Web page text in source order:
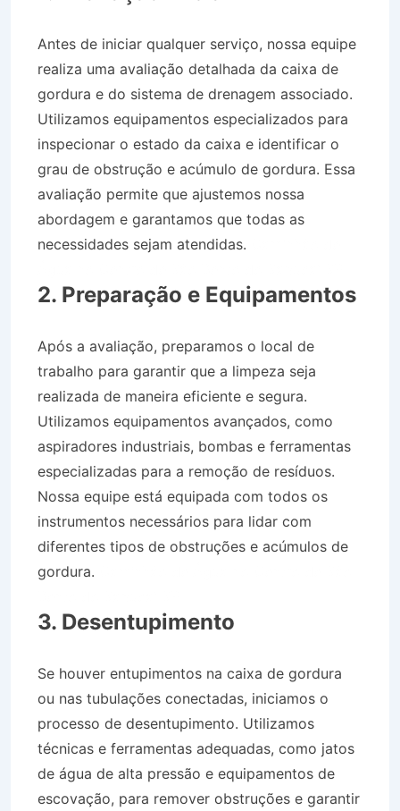
Antes de iniciar qualquer serviço, nossa equipe
realiza uma avaliação detalhada da caixa de
gordura e do sistema de drenagem associado.
Utilizamos equipamentos especializados para
inspecionar o estado da caixa e identificar o
grau de obstrução e acúmulo de gordura. Essa
avaliação permite que ajustemos nossa
abordagem e garantamos que todas as
necessidades sejam atendidas.
2. Preparação e Equipamentos
Após a avaliação, preparamos o local de
trabalho para garantir que a limpeza seja
realizada de maneira eficiente e segura.
Utilizamos equipamentos avançados, como
aspiradores industriais, bombas e ferramentas
especializadas para a remoção de resíduos.
Nossa equipe está equipada com todos os
instrumentos necessários para lidar com
diferentes tipos de obstruções e acúmulos de
gordura.
3. Desentupimento
Se houver entupimentos na caixa de gordura
ou nas tubulações conectadas, iniciamos o
processo de desentupimento. Utilizamos
técnicas e ferramentas adequadas, como jatos
de água de alta pressão e equipamentos de
escovação, para remover obstruções e garantir